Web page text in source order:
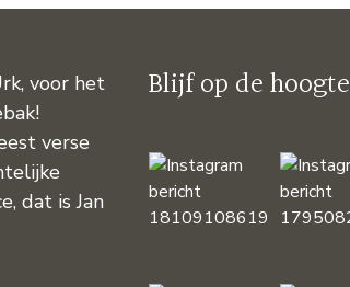
voor het
verse
dat is Jan
Blijf op de hoogte